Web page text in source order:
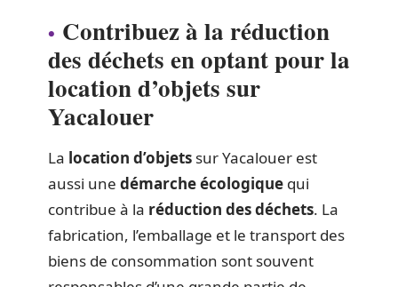
Contribuez à la réduction
des déchets en optant pour la
location d’objets sur
Yacalouer
La location d’objets sur Yacalouer est
aussi une démarche écologique qui
contribue à la réduction des déchets. La
fabrication, l’emballage et le transport des
biens de consommation sont souvent